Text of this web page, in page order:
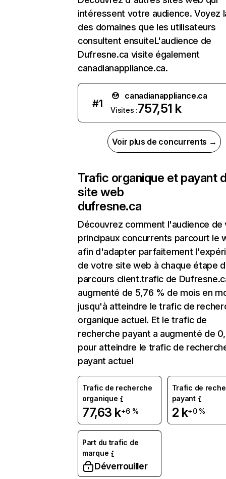
intéressent votre audience. Voyez
des domaines que les utilisateurs
consultent ensuiteL'audience de
Dufresne.ca visite également
canadianappliance.ca.
#1
canadianappliance.ca
Visites :757,51 k
Voir plus de concurrents →
Trafic organique et payant
site web
dufresne.ca
Découvrez comment l'audience de
principaux concurrents parcourt le
afin d'adapter parfaitement
de votre site web à chaque étape
parcours client.trafic de
augmenté de 5,76 % de mois en
jusqu'à atteindre le trafic de
organique actuel. Et le trafic de
recherche payant a augmenté de
pour atteindre le trafic de
payant actuel
Trafic de recherche
organique
77,63 k+6 %
Trafic de
payant
2 k+0 %
Part du trafic de
marque
Déverrouiller